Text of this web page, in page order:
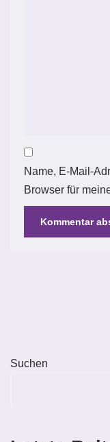
Name, E-Mail-
Browser für
Suchen